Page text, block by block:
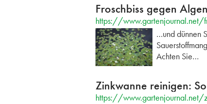
Froschbiss gegen
https://www.gartenjournal.net/
…und dünnen
Achten Sie…
Zinkwanne reinigen:
https://www.gartenjournal.net/